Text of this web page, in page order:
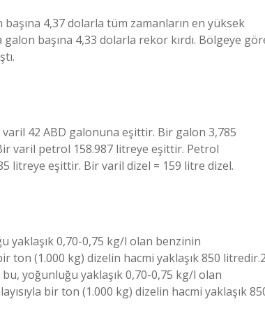
4,37 dolarla tüm zamanların en yüksek
başına 4,33 dolarla rekor kırdı. Bölgeye
42 ABD galonuna eşittir. Bir galon 3,785
varil petrol 158.987 litreye eşittir. Petrol
litreye eşittir. Bir varil dizel = 159 litre dizel.
yaklaşık 0,70-0,75 kg/l olan benzinin
ton (1.000 kg) dizelin hacmi yaklaşık 850
yoğunluğu yaklaşık 0,70-0,75 kg/l olan
bir ton (1.000 kg) dizelin hacmi yaklaşık